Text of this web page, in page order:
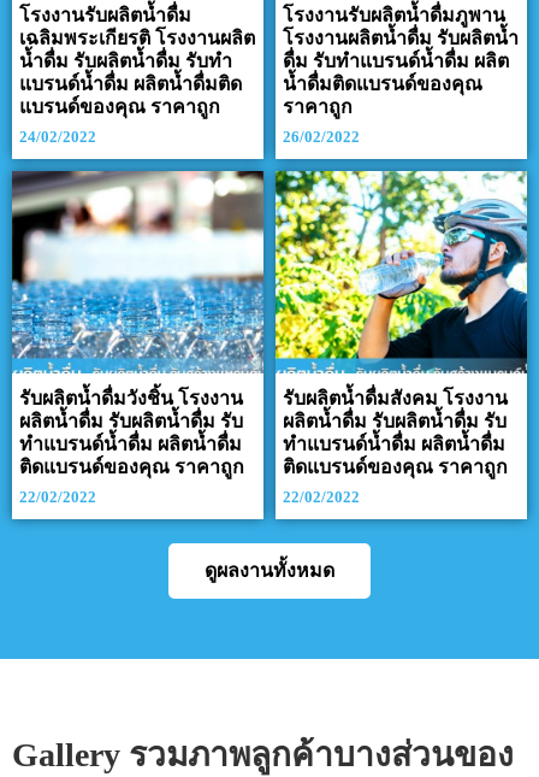
โรงงานรับผลิตน้ำดื่ม
เฉลิมพระเกียรติ โรงงานผลิต
น้ำดื่ม รับผลิตน้ำดื่ม รับทำ
แบรนด์น้ำดื่ม ผลิตน้ำดื่มติด
แบรนด์ของคุณ ราคาถูก
24/02/2022
โรงงานรับผลิตน้ำดื่มภูพาน
โรงงานผลิตน้ำดื่ม รับผลิตน้ำ
ดื่ม รับทำแบรนด์น้ำดื่ม ผลิต
น้ำดื่มติดแบรนด์ของคุณ
ราคาถูก
26/02/2022
รับผลิตน้ำดื่มวังชิ้น โรงงาน
ผลิตน้ำดื่ม รับผลิตน้ำดื่ม รับ
ทำแบรนด์น้ำดื่ม ผลิตน้ำดื่ม
ติดแบรนด์ของคุณ ราคาถูก
22/02/2022
รับผลิตน้ำดื่มสังคม โรงงาน
ผลิตน้ำดื่ม รับผลิตน้ำดื่ม รับ
ทำแบรนด์น้ำดื่ม ผลิตน้ำดื่ม
ติดแบรนด์ของคุณ ราคาถูก
22/02/2022
ดูผลงานทั้งหมด
Gallery รวมภาพลูกค้าบางส่วนของ